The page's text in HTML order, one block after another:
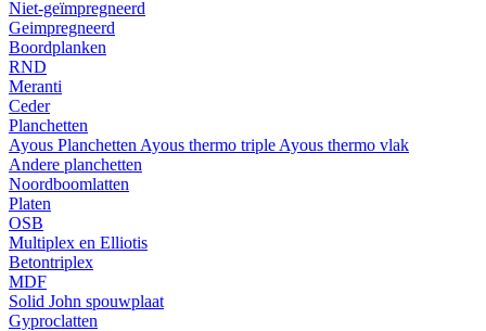
Niet-geïmpregneerd
Geimpregneerd
Boordplanken
RND
Meranti
Ceder
Planchetten
Ayous Planchetten Ayous thermo triple Ayous thermo vlak
Andere planchetten
Noordboomlatten
Platen
OSB
Multiplex en Elliotis
Betontriplex
MDF
Solid John spouwplaat
Gyproclatten